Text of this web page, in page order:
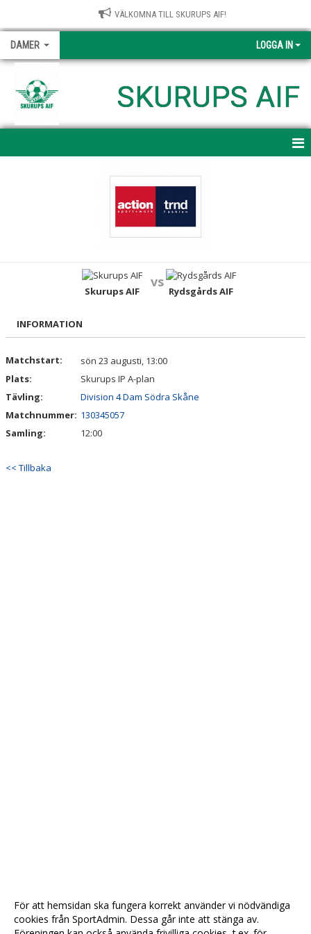
VÄLKOMNA TILL SKURUPS AIF!
DAMER LOGGA IN
SKURUPS AIF
BILDGALLERI
KONTAKT
Skurups AIF
vs
Rydsgårds AIF
INFORMATION
Matchstart:
sön 23 augusti, 13:00
Plats:
Skurups IP A-plan
Tävling:
Division 4 Dam Södra Skåne
Matchnummer: 130345057
Samling:
12:00
<< Tillbaka
För att hemsidan ska fungera korrekt använder vi nödvändiga
cookies från SportAdmin. Dessa går inte att stänga av.